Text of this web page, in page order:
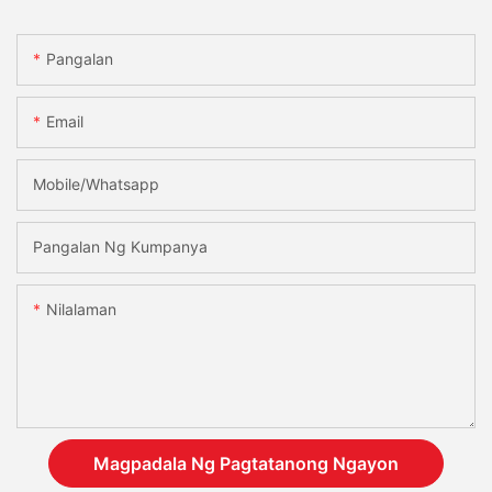
Pangalan
Email
Mobile/Whatsapp
Pangalan Ng Kumpanya
Nilalaman
Magpadala Ng Pagtatanong Ngayon